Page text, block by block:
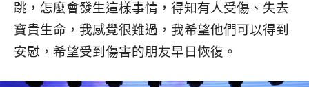
跳，怎麼會發生這樣事情，得知有人受傷、失去
寶貴生命，我感覺很難過，我希望他們可以得到
安慰，希望受到傷害的朋友早日恢復。